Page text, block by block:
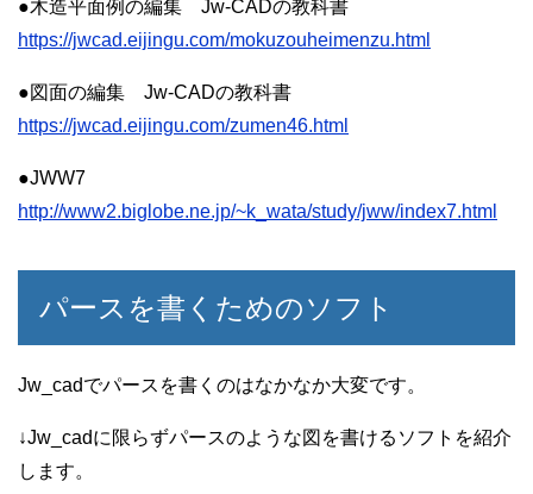
●木造平面例の編集 Jw-CADの教科書
https://jwcad.eijingu.com/mokuzouheimenzu.html
●図面の編集 Jw-CADの教科書
https://jwcad.eijingu.com/zumen46.html
●JWW7
http://www2.biglobe.ne.jp/~k_wata/study/jww/index7.html
パースを書くためのソフト
Jw_cadでパースを書くのはなかなか大変です。
↓Jw_cadに限らずパースのような図を書けるソフトを紹介
します。